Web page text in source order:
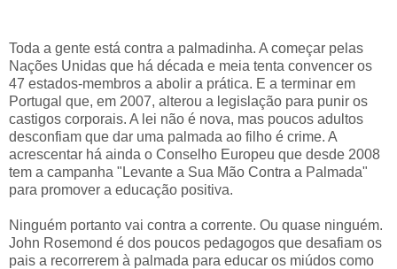
Toda a gente está contra a palmadinha. A começar pelas
Nações Unidas que há década e meia tenta convencer os
47 estados-membros a abolir a prática. E a terminar em
Portugal que, em 2007, alterou a legislação para punir os
castigos corporais. A lei não é nova, mas poucos adultos
desconfiam que dar uma palmada ao filho é crime. A
acrescentar há ainda o Conselho Europeu que desde 2008
tem a campanha "Levante a Sua Mão Contra a Palmada"
para promover a educação positiva.
Ninguém portanto vai contra a corrente. Ou quase ninguém.
John Rosemond é dos poucos pedagogos que desafiam os
pais a recorrerem à palmada para educar os miúdos como